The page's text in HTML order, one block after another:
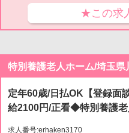
★この求
特別養護老人ホーム/埼玉県
定年60歳/日払OK【登録面
給2100円/正看◆特別養護老
求人番号:erhaken3170